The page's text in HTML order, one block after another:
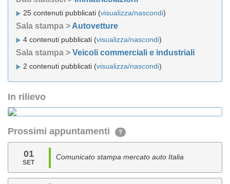
25 contenuti pubblicati (visualizza/nascondi)
Sala stampa > Autovetture
4 contenuti pubblicati (visualizza/nascondi)
Sala stampa > Veicoli commerciali e industriali
2 contenuti pubblicati (visualizza/nascondi)
In rilievo
Prossimi appuntamenti ?
01
SET
Comunicato stampa mercato auto Italia